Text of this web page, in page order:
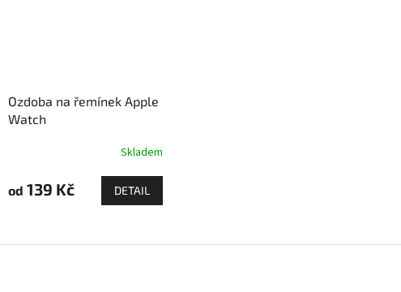
Ozdoba na řemínek Apple
Watch
Skladem
od 139 Kč DETAIL